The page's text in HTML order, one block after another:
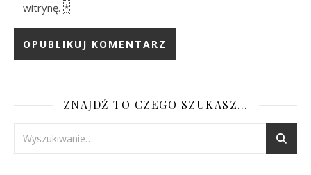
witrynę. *
ZNAJDŹ TO CZEGO SZUKASZ…